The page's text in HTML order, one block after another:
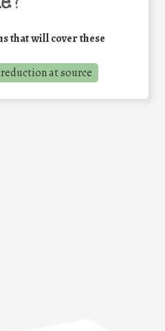
that will cover these
at source